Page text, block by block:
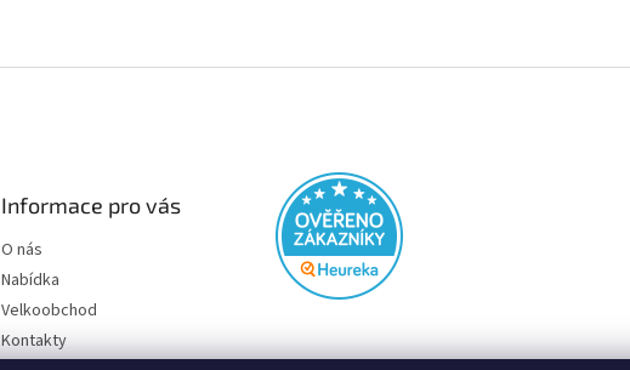
Informace pro vás
O nás
Nabídka
Velkoobchod
Kontakty